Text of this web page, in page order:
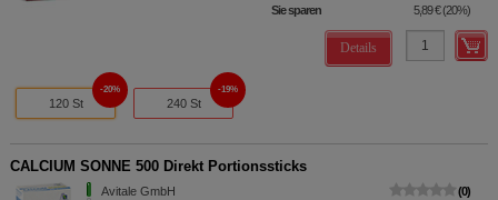
Sie sparen 5,89 €(20%)
Details
120 St
20%
240 St
19%
CALCIUM SONNE 500 Direkt Portionssticks
Avitale GmbH
0